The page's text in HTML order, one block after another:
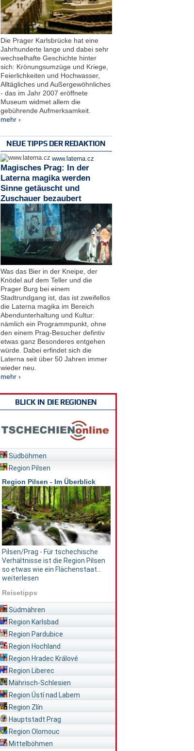
Die Prager Karlsbrücke hat eine
Jahrhunderte lange und dabei sehr
wechselhafte Geschichte hinter
sich: Krönungsumzüge und Kriege,
Feierlichkeiten und Hochwasser,
Alltägliches und Außergewöhnliches
- das im Jahr 2007 eröffnete
Museum widmet allem die
gebührende Aufmerksamkeit.
mehr ›
NEUE TIPPS DER REDAKTION
www.laterna.cz
Magisches Prag: In der
Laterna magika werden
Sinne getäuscht und
Zuschauer bezaubert
Was das Bier in der Kneipe, der
Knödel auf dem Teller und die
Prager Burg bei einem
Stadtrundgang ist, das ist zweifellos
die Laterna magika im Bereich
Abendunterhaltung und Kultur:
nämlich ein Programmpunkt, ohne
den einem Prag-Besucher defintiv
etwas ganz Besonderes entgehen
würde. Dabei erfindet sich die
Laterna seit über 50 Jahren immer
wieder neu.
mehr ›
BLICK IN DIE REGIONEN
Südböhmen
Region Pilsen
Region Pilsen - Im Überblick
Pilsen/Prag - Für tschechische
Verhältnisse ist die Region Pilsen
so etwas wie ein Flächenstaat...
weiterlesen
Reisetipps
Südmähren
Region Karlsbad
Region Pardubice
Region Hochland
Region Hradec Králové
Region Liberec
Mährisch-Schlesien
Region Ústí nad Labem
Region Zlín
Hauptstadt Prag
Region Olomouc
Mittelböhmen